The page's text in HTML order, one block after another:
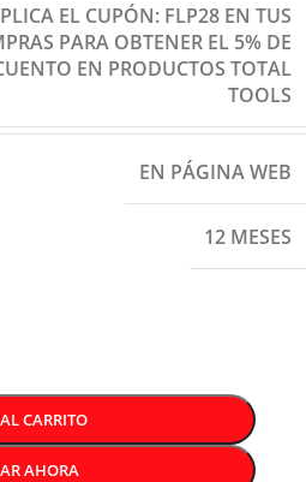
EL CUPÓN: FLP28 EN TUS
PARA OBTENER EL 5% DE
EN PRODUCTOS TOTAL
TOOLS
EN PÁGINA WEB
12 MESES
CARRITO
AHORA